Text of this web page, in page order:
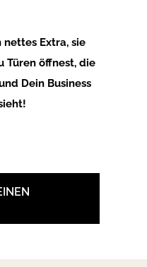
Extra, sie
Türen öffnest,die
Dein Business